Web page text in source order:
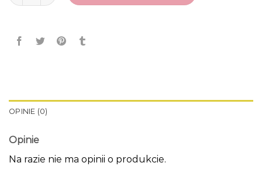
OPINIE (0)
Opinie
Na razie nie ma opinii o produkcie.